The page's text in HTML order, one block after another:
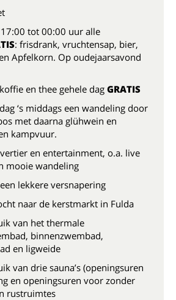
tot 00:00 uur alle
: frisdrank, vruchtensap, bier,
Apfelkorn. Op oudejaarsavond
en thee gehele dag GRATIS
‘s middags een wandeling door
met daarna glühwein en
kampvuur.
en entertainment, o.a. live
mooie wandeling
lekkere versnapering
naar de kerstmarkt in Fulda
van het thermale
binnenzwembad,
en ligweide
van drie sauna’s (openingsuren
en openingsuren voor zonder
rustruimtes